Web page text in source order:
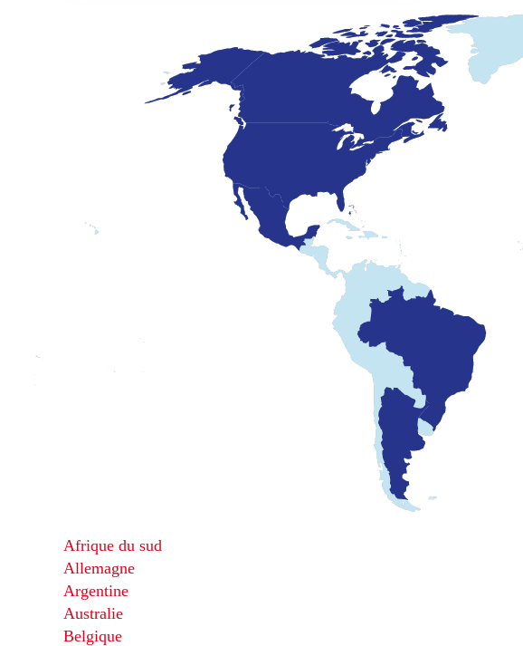
Afrique du sud
Allemagne
Argentine
Australie
Belgique